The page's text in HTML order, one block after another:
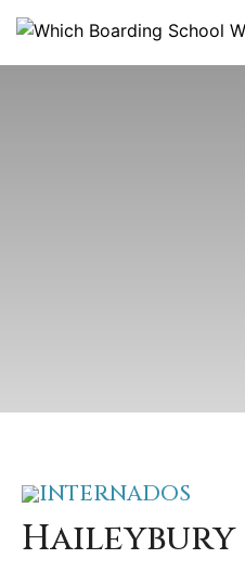
INTERNADOS
Haileybury